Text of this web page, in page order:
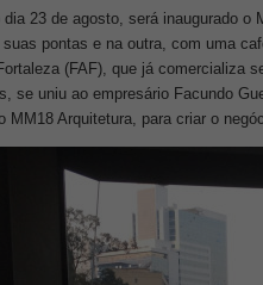
dia 23 de agosto, será inaugurado
pontas e na outra, com uma
(FAF), que já comercializa
se uniu ao empresário Facundo
MM18 Arquitetura, para criar o